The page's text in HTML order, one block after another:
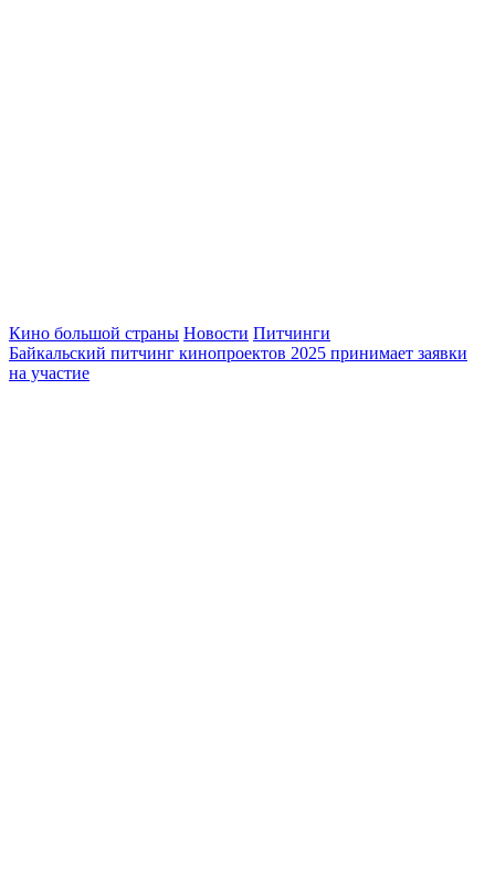
Кино большой страны Новости Питчинги
Байкальский питчинг кинопроектов 2025 принимает заявки
на участие